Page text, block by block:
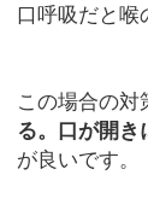
口呼吸だと喉
この場合の対
る。口が開き
が良いです。